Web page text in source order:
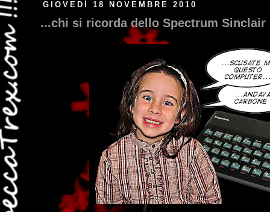
GIOVEDÌ 18 NOVEMBRE 2010
...chi si ricorda dello Spectrum Sinclair